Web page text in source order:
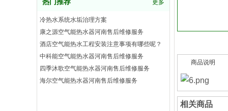
热门推荐 更多
冷热水系统水垢治理方案
康之源空气能热水器河南售后维修服务
酒店空气能热水工程安装注意事项有哪些呢？
中科能空气能热水器河南售后维修服务
四季沐歌空气能热水器河南售后维修服务
海尔空气能热水器河南售后维修服务
商品说明
相关商品